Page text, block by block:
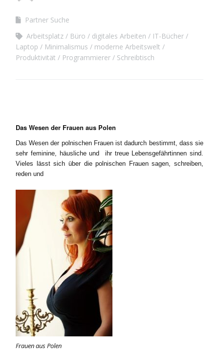
Partner Suche
Arbeitsplatz
Büro digitales Arbeiten
IT-Bücher
Laptop
Minimalismus
moderne Arbeitswelt
Produktivität
Programmierer Schreibtisch
Das Wesen der Frauen aus Polen
Das Wesen der polnischen Frauen ist dadurch bestimmt, dass sie
sehr feminine, häusliche und ihr treue Lebensgefährtinnen sind.
Vieles lässt sich über die polnischen Frauen sagen, schreiben,
reden und
Frauen aus Polen